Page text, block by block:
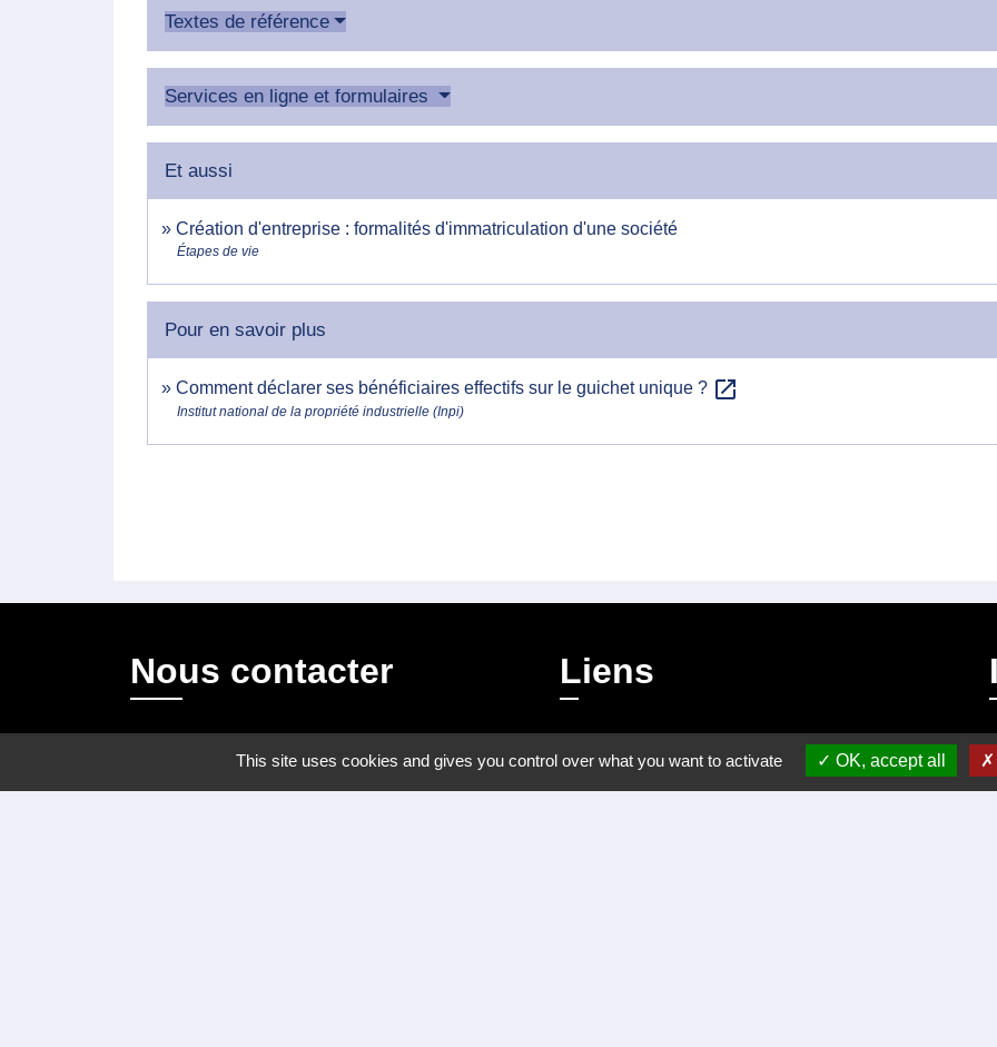
Textes de référence
Services en ligne et formulaires
Et aussi
Création d'entreprise : formalités d'immatriculation d'une société
Étapes de vie
Pour en savoir plus
Comment déclarer ses bénéficiaires effectifs sur le guichet unique ? open_in_new
Institut national de la propriété industrielle (Inpi)
Nous contacter Liens
Régler facture d'eau par carte bancaire
This site uses cookies and gives you control over what you want to activate OK, accept all